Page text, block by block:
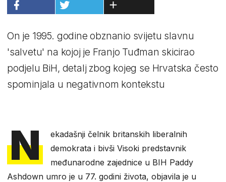
On je 1995. godine obznanio svijetu slavnu
'salvetu' na kojoj je Franjo Tuđman skicirao
podjelu BiH, detalj zbog kojeg se Hrvatska često
spominjala u negativnom kontekstu
N
ekadašnji čelnik britanskih liberalnih
demokrata i bivši Visoki predstavnik
međunarodne zajednice u BIH Paddy
Ashdown umro je u 77. godini života, objavila je u